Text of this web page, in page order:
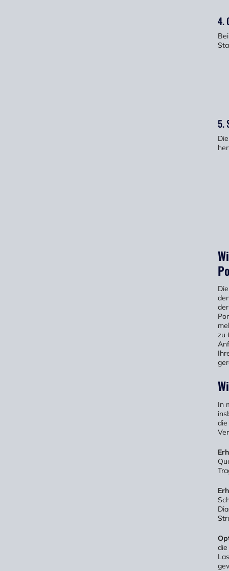
4.
5.
zu
In